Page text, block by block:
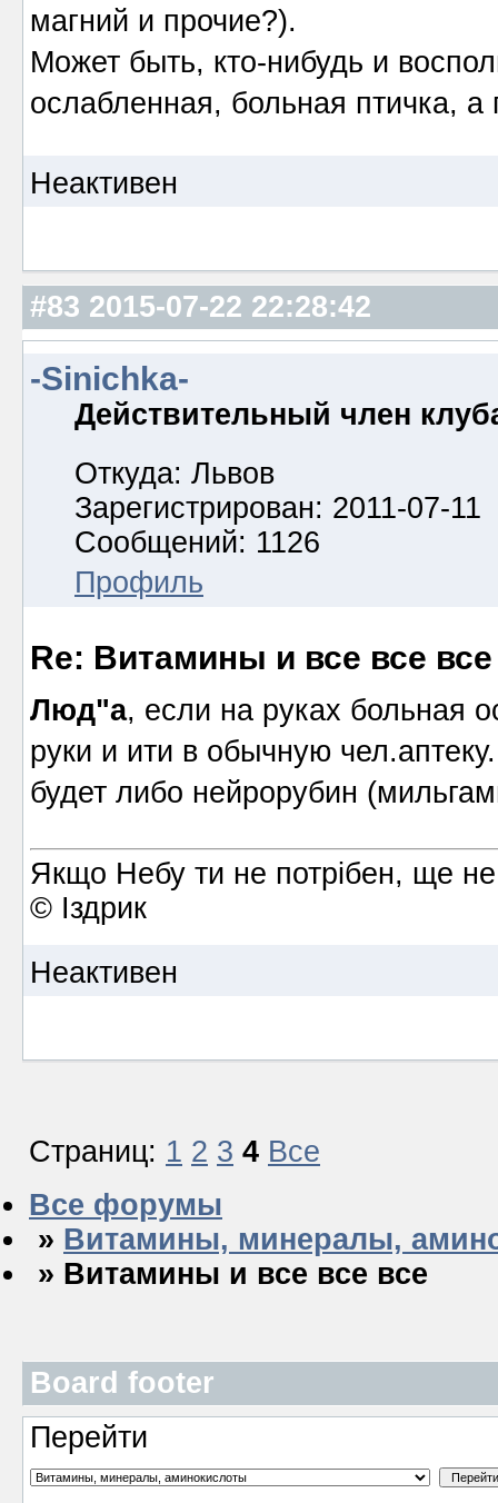
магний и прочие?).
Может быть, кто-нибудь и
ослабленная, больная птичка,
Неактивен
#83 2015-07-22 22:28:42
-Sinichka-
Действительный член
Откуда: Львов
Зарегистрирован: 2011-07-11
Сообщений: 1126
Профиль
Re: Витамины и все все все
Люд"а, если на руках больная
руки и ити в обычную
будет либо нейрорубин
Якщо Небу ти не потрібен, ще
© Іздрик
Неактивен
Страниц: 1 2 3 4 Все
Все форумы
» Витамины, минералы,
» Витамины и все все все
Board footer
Перейти